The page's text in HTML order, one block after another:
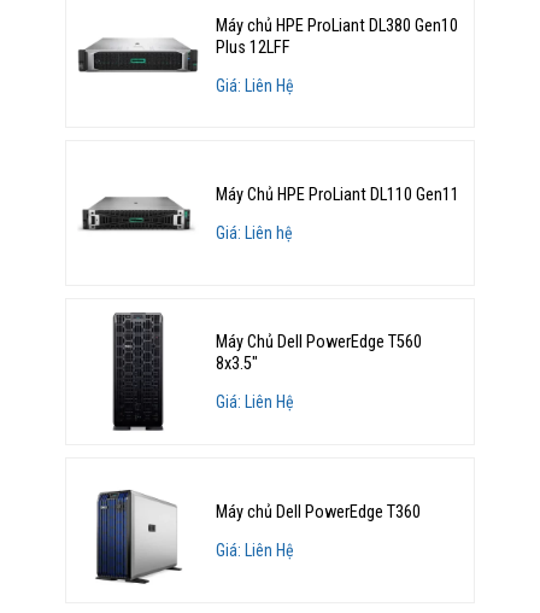
Máy chủ HPE ProLiant DL380 Gen10
Plus 12LFF
Giá: Liên Hệ
Máy Chủ HPE ProLiant DL110 Gen11
Giá: Liên hệ
Máy Chủ Dell PowerEdge T560
8x3.5"
Giá: Liên Hệ
Máy chủ Dell PowerEdge T360
Giá: Liên Hệ